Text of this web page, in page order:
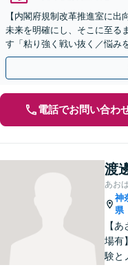
【内閣府規制改革推進室に出
未来を明確にし、そこに至る
す「粘り強く戦い抜く／悩み
るサポート」【電話・メール
電話でお問い合わ
渡
あお
神
県
【
場有
験と